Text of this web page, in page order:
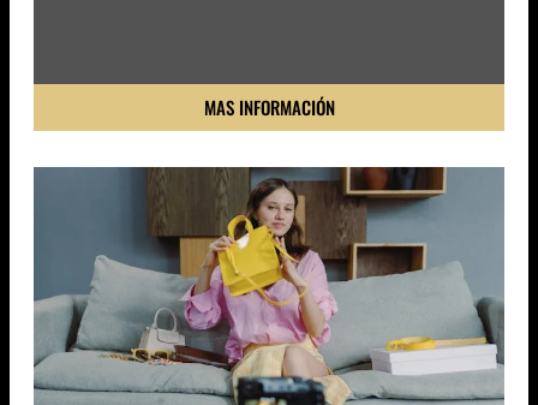
MAS INFORMACIÓN